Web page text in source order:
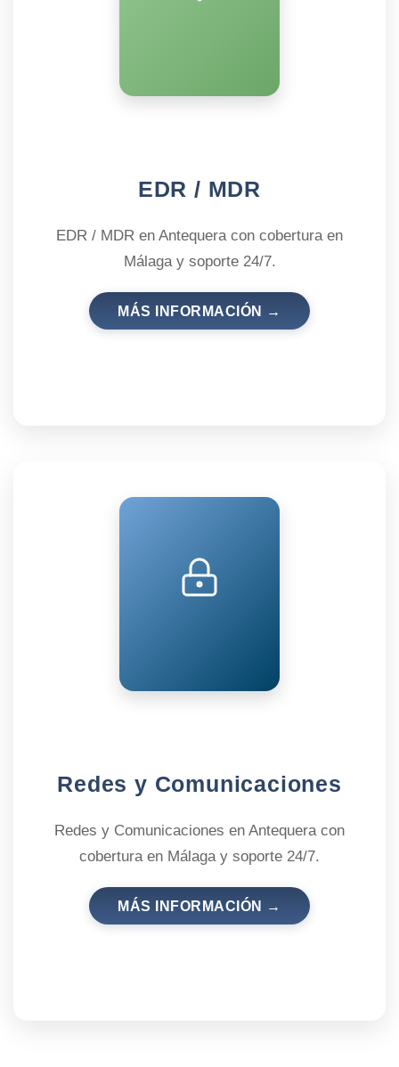
EDR / MDR
EDR / MDR en Antequera con cobertura en
Málaga y soporte 24/7.
MÁS INFORMACIÓN →
Redes y Comunicaciones
Redes y Comunicaciones en Antequera con
cobertura en Málaga y soporte 24/7.
MÁS INFORMACIÓN →